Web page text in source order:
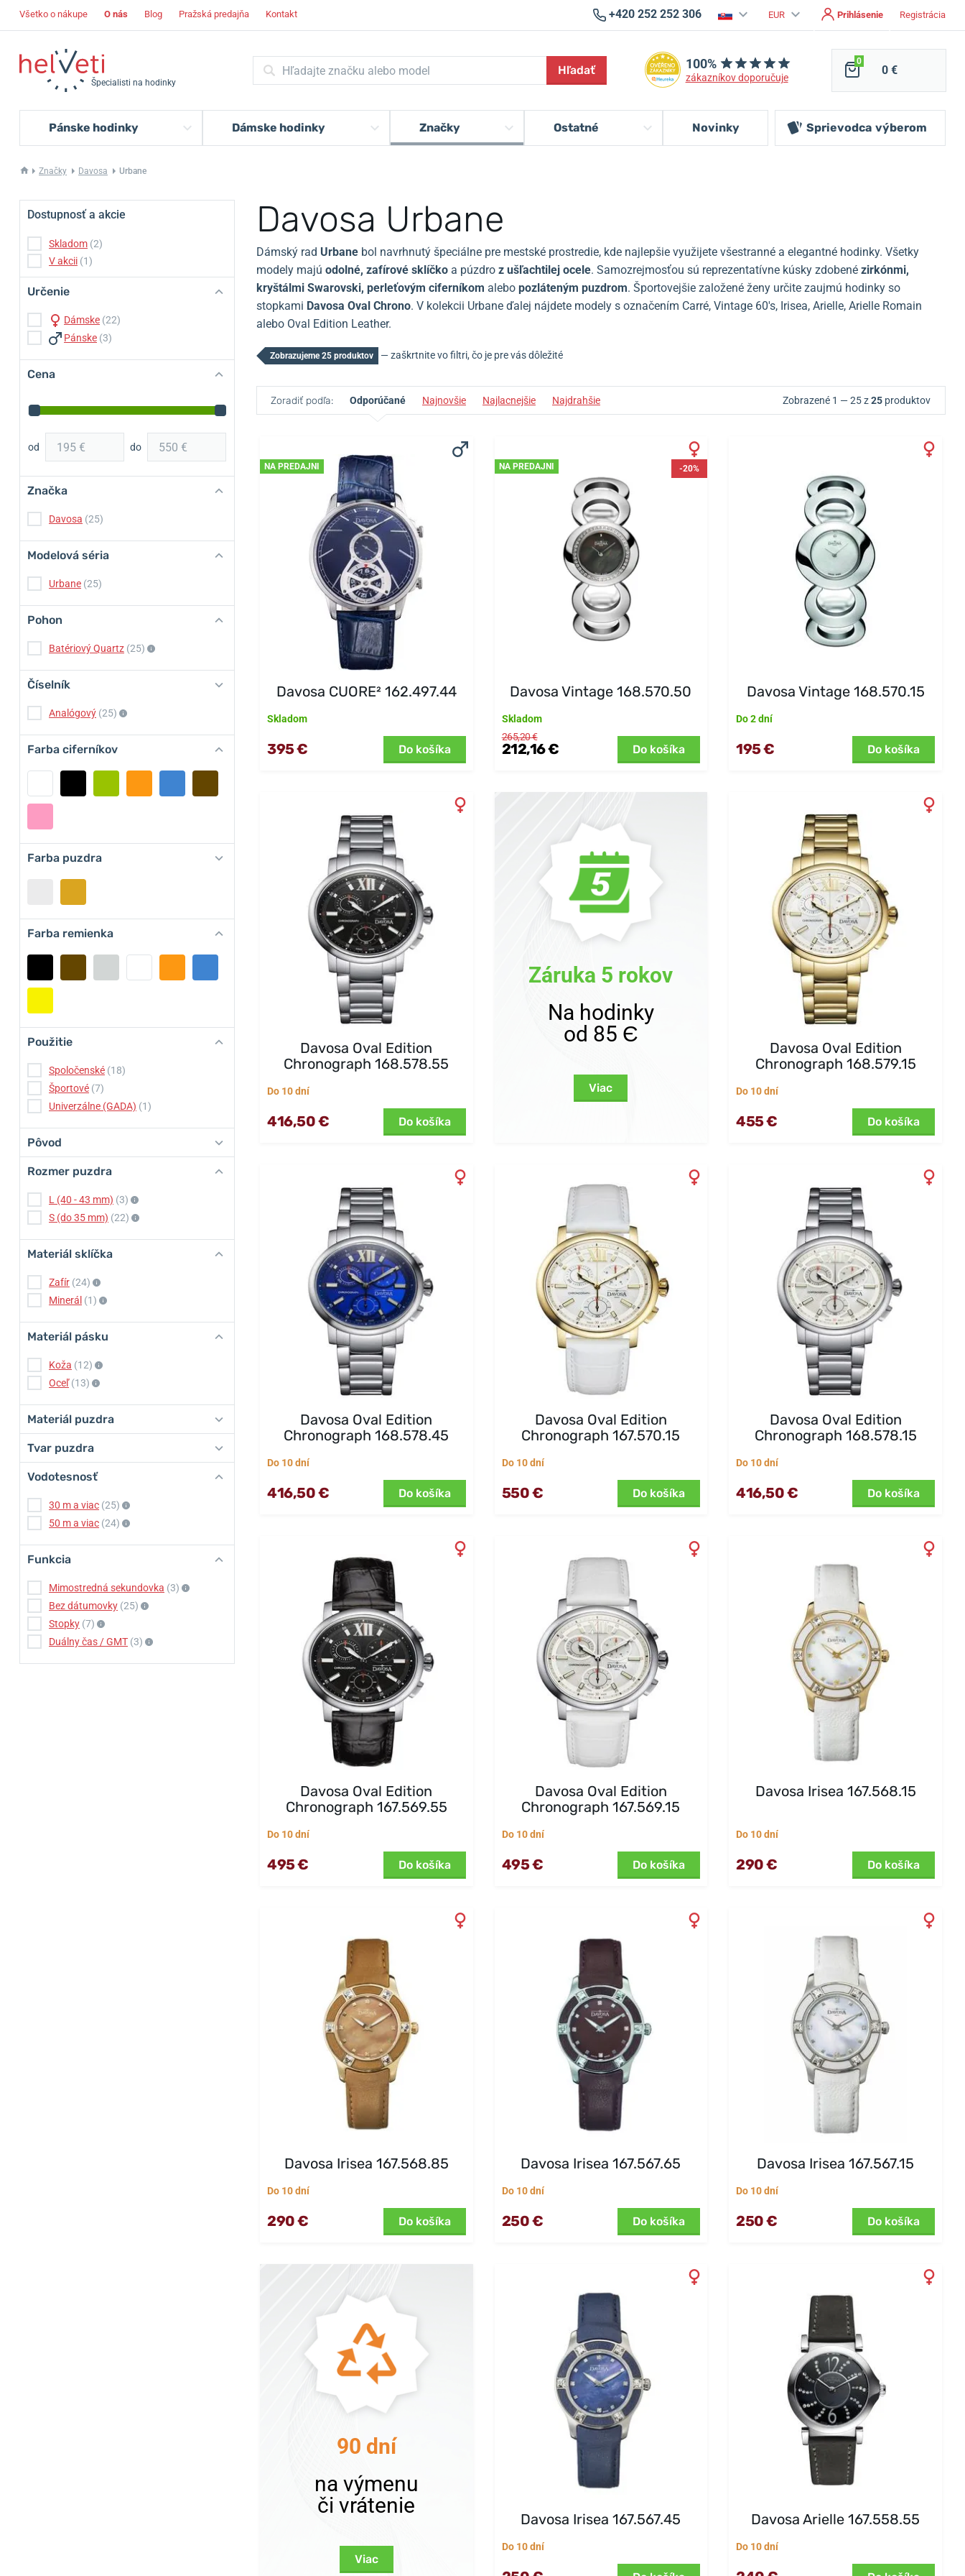
Všetko o nákupe O nás Blog Pražská predajňa Kontakt +420 252 252 306 EUR Prihlásenie Registrácia
Špecialisti na hodinky
Hľadať 100%
zákazníkov doporučuje
0
0 €
Pánske hodinky Dámske hodinky Značky Ostatné Novinky Sprievodca výberom
Značky Davosa Urbane
Davosa Urbane
Dámský rad Urbane bol navrhnutý špeciálne pre mestské prostredie, kde najlepšie využijete všestranné a elegantné hodinky. Všetky
modely majú odolné, zafírové sklíčko a púzdro z ušľachtilej ocele. Samozrejmosťou sú reprezentatívne kúsky zdobené zirkónmi,
kryštálmi Swarovski, perleťovým ciferníkom alebo pozláteným puzdrom. Športovejšie založené ženy určite zaujmú hodinky so
stopkami Davosa Oval Chrono. V kolekcii Urbane ďalej nájdete modely s označením Carré, Vintage 60's, Irisea, Arielle, Arielle Romain
alebo Oval Edition Leather.
Dostupnosť a akcie
Skladom (2)
V akcii (1)
Určenie
Dámske (22)
Pánske (3)
Cena
od do
Značka
Davosa (25)
Modelová séria
Urbane (25)
Pohon
Batériový Quartz (25)
Číselník
Analógový (25)
Farba ciferníkov
Farba puzdra
Farba remienka
Použitie
Spoločenské (18)
Športové (7)
Univerzálne (GADA) (1)
Pôvod
Rozmer puzdra
L (40 - 43 mm) (3)
S (do 35 mm) (22)
Materiál sklíčka
Zafír (24)
Minerál (1)
Materiál pásku
Koža (12)
Oceľ (13)
Materiál puzdra
Tvar puzdra
Vodotesnosť
30 m a viac (25)
50 m a viac (24)
Funkcia
Mimostredná sekundovka (3)
Bez dátumovky (25)
Stopky (7)
Duálny čas / GMT (3)
Zobrazujeme 25 produktov — zaškrtnite vo filtri, čo je pre vás dôležité
Zoradiť podľa: Odporúčané Najnovšie Najlacnejšie Najdrahšie Zobrazené 1 — 25 z25 produktov
NA PREDAJNI
Davosa CUORE² 162.497.44
Skladom
395 € Do košíka
NA PREDAJNI -20%
Davosa Vintage 168.570.50
Skladom
265,20 €
212,16 € Do košíka
Davosa Vintage 168.570.15
Do 2 dní
195 € Do košíka
Davosa Oval Edition
Chronograph 168.578.55
Do 10 dní
416,50 € Do košíka
Záruka 5 rokov
Na hodinky
od 85 Є
Viac
Davosa Oval Edition
Chronograph 168.579.15
Do 10 dní
455 € Do košíka
Davosa Oval Edition
Chronograph 168.578.45
Do 10 dní
416,50 € Do košíka
Davosa Oval Edition
Chronograph 167.570.15
Do 10 dní
550 € Do košíka
Davosa Oval Edition
Chronograph 168.578.15
Do 10 dní
416,50 € Do košíka
Davosa Oval Edition
Chronograph 167.569.55
Do 10 dní
495 € Do košíka
Davosa Oval Edition
Chronograph 167.569.15
Do 10 dní
495 € Do košíka
Davosa Irisea 167.568.15
Do 10 dní
290 € Do košíka
Davosa Irisea 167.568.85
Do 10 dní
290 € Do košíka
Davosa Irisea 167.567.65
Do 10 dní
250 € Do košíka
Davosa Irisea 167.567.15
Do 10 dní
250 € Do košíka
90 dní
na výmenu
či vrátenie
Viac
Davosa Irisea 167.567.45
Do 10 dní
Davosa Arielle 167.558.55
Do 10 dní